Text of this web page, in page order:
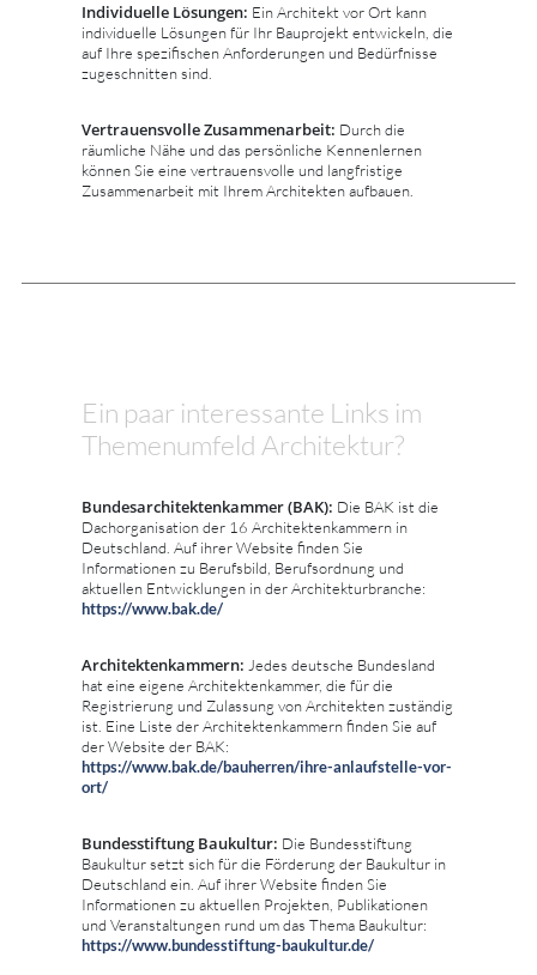
Individuelle Lösungen: Ein Architekt vor Ort kann
individuelle Lösungen für Ihr Bauprojekt entwickeln, die
auf Ihre spezifischen Anforderungen und Bedürfnisse
zugeschnitten sind.
Vertrauensvolle Zusammenarbeit: Durch die
räumliche Nähe und das persönliche Kennenlernen
können Sie eine vertrauensvolle und langfristige
Zusammenarbeit mit Ihrem Architekten aufbauen.
Ein paar interessante Links im
Themenumfeld Architektur?
Bundesarchitektenkammer (BAK): Die BAK ist die
Dachorganisation der 16 Architektenkammern in
Deutschland. Auf ihrer Website finden Sie
Informationen zu Berufsbild, Berufsordnung und
aktuellen Entwicklungen in der Architekturbranche:
https://www.bak.de/
Architektenkammern: Jedes deutsche Bundesland
hat eine eigene Architektenkammer, die für die
Registrierung und Zulassung von Architekten zuständig
ist. Eine Liste der Architektenkammern finden Sie auf
der Website der BAK:
https://www.bak.de/bauherren/ihre-anlaufstelle-vor-
ort/
Bundesstiftung Baukultur: Die Bundesstiftung
Baukultur setzt sich für die Förderung der Baukultur in
Deutschland ein. Auf ihrer Website finden Sie
Informationen zu aktuellen Projekten, Publikationen
und Veranstaltungen rund um das Thema Baukultur:
https://www.bundesstiftung-baukultur.de/